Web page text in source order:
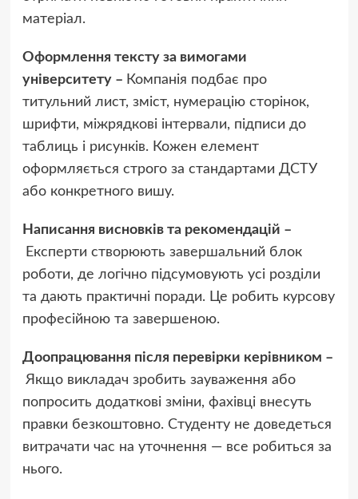
матеріал.
Оформлення тексту за вимогами
університету – Компанія подбає про
титульний лист, зміст, нумерацію сторінок,
шрифти, міжрядкові інтервали, підписи до
таблиць і рисунків. Кожен елемент
оформляється строго за стандартами ДСТУ
або конкретного вишу.
Написання висновків та рекомендацій –
Експерти створюють завершальний блок
роботи, де логічно підсумовують усі розділи
та дають практичні поради. Це робить курсову
професійною та завершеною.
Доопрацювання після перевірки керівником –
Якщо викладач зробить зауваження або
попросить додаткові зміни, фахівці внесуть
правки безкоштовно. Студенту не доведеться
витрачати час на уточнення — все робиться за
нього.